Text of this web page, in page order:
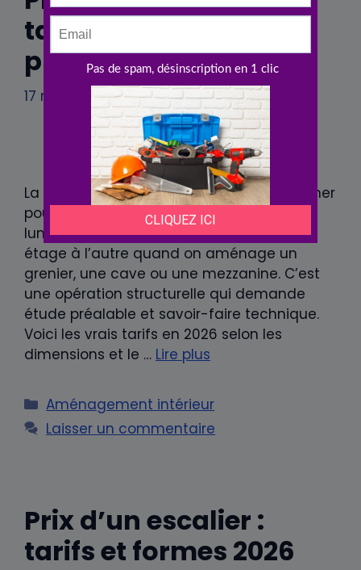
tarifs et types de
plancher 2026
17 mai 2026 parMichel
La trémie, c’est l’ouverture dans un plancher
pour créer un escalier ou un puits de
lumière. Indispensable pour passer d’un
étage à l’autre quand on aménage un
grenier, une cave ou une mezzanine. C’est
une opération structurelle qui demande
étude préalable et savoir-faire technique.
Voici les vrais tarifs en 2026 selon les
dimensions et le … Lire plus
Catégories
Aménagement intérieur
Laisser un commentaire
Prix d’un escalier :
tarifs et formes 2026